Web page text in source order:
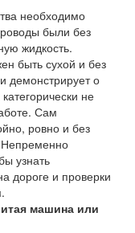
необходимо
были без
жидкость.
быть сухой и без
демонстрирует о
не
Сам
ровно и без
Непременно
узнать
дороге и проверки
машина или